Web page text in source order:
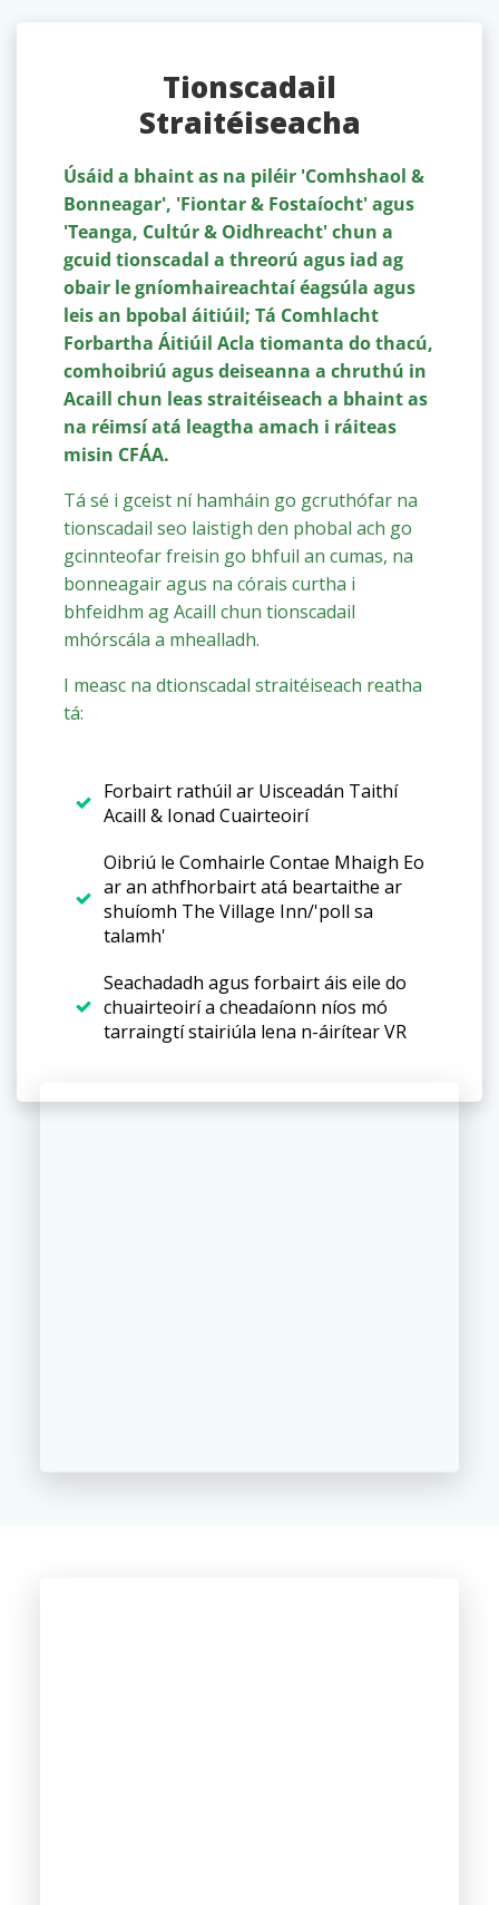
Tionscadail
Straitéiseacha
Úsáid a bhaint as na piléir 'Comhshaol &
Bonneagar', 'Fiontar & Fostaíocht' agus
'Teanga, Cultúr & Oidhreacht' chun a
gcuid tionscadal a threorú agus iad ag
obair le gníomhaireachtaí éagsúla agus
leis an bpobal áitiúil; Tá Comhlacht
Forbartha Áitiúil Acla tiomanta do thacú,
comhoibriú agus deiseanna a chruthú in
Acaill chun leas straitéiseach a bhaint as
na réimsí atá leagtha amach i ráiteas
misin CFÁA.
Tá sé i gceist ní hamháin go gcruthófar na
tionscadail seo laistigh den phobal ach go
gcinnteofar freisin go bhfuil an cumas, na
bonneagair agus na córais curtha i
bhfeidhm ag Acaill chun tionscadail
mhórscála a mhealladh.
I measc na dtionscadal straitéiseach reatha
tá:
Forbairt rathúil ar Uisceadán Taithí
Acaill & Ionad Cuairteoirí
Oibriú le Comhairle Contae Mhaigh Eo
ar an athfhorbairt atá beartaithe ar
shuíomh The Village Inn/'poll sa
talamh'
Seachadadh agus forbairt áis eile do
chuairteoirí a cheadaíonn níos mó
tarraingtí stairiúla lena n-áirítear VR